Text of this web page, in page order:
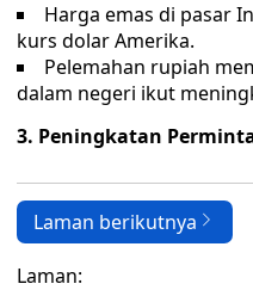
Harga emas di pasar
kurs dolar Amerika.
Pelemahan rupiah
dalam negeri ikut
3. Peningkatan
Laman berikutnya
Laman: